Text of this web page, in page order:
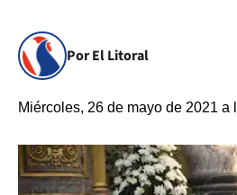
Por El Litoral
Miércoles, 26 de mayo de 2021 a